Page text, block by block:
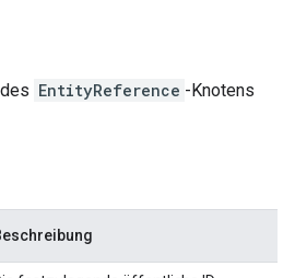
EntityReference -Knotens